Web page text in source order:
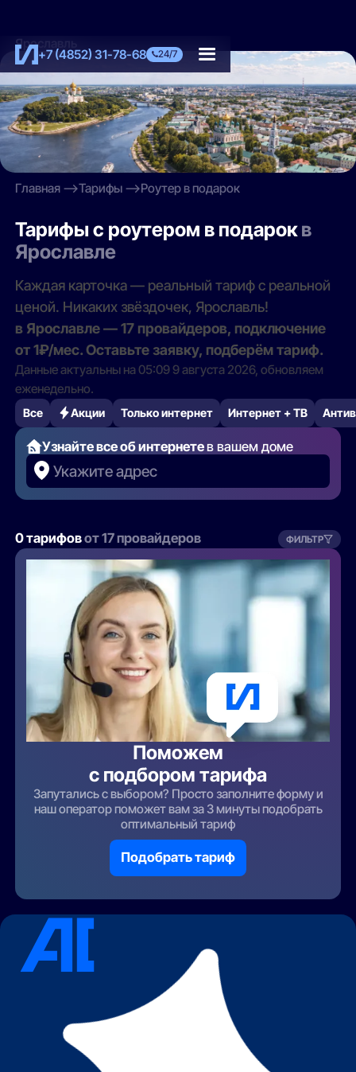
+7 (4852) 31-78-68 24/7
Ярославль
Главная Тарифы Роутер в подарок
Тарифы с роутером в подарокв
Ярославле
Каждая карточка — реальный тариф с реальной
ценой. Никаких звёздочек, Ярославль!
в Ярославле — 17 провайдеров, подключение
от 1₽/мес. Оставьте заявку, подберём тариф.
Данные актуальны на 05:09 9 августа 2026, обновляем
еженедельно.
Все Акции Только интернет Интернет + ТВ
Узнайте все об интернетев вашем доме
Укажите адрес
0 тарифовот 17 провайдеров ФИЛЬТР
Поможем
с подбором тарифа
Запутались с выбором? Просто заполните форму и
наш оператор поможет вам за 3 минуты подобрать
оптимальный тариф
Подобрать тариф